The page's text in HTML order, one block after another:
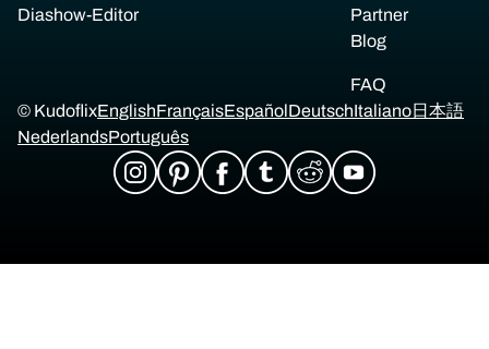
Diashow-Editor
Partner
Blog
FAQ
© KudoflixEnglishFrançaisEspañolDeutschItaliano日本語
NederlandsPortuguês